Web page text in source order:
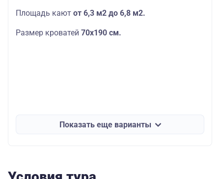
Площадь кают от 6,3 м2 до 6,8 м2.
Размер кроватей 70х190 см.
Показать еще варианты